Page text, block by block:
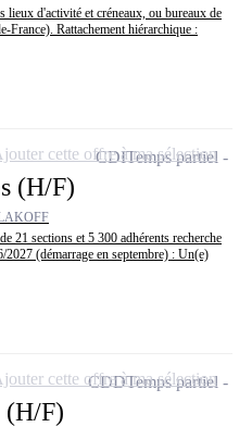
d'activité et créneaux, ou bureaux de
France). Rattachement hiérarchique :
(H/F)
sections et 5 300 adhérents recherche
(démarrage en septembre) : Un(e)
CDITemps partiel
cette offre à ma sélection
(H/F)
CDDTemps partiel
cette offre à ma sélection